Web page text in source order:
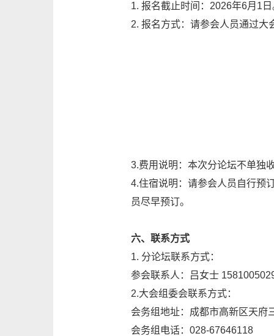
1. 报名截止时间：2026年6月1日
2. 报名方式：请参会人员通过大
3.费用说明：本次分论坛不单独
4.住宿说明：请参会人员自行预
员尽早预订。
六、联系方式
1. 分论坛联系方式：
参会联系人：吕女士
2.大会组委会联系方式：
会务组地址：成都市高新区天府
会务组电话：028-67646118